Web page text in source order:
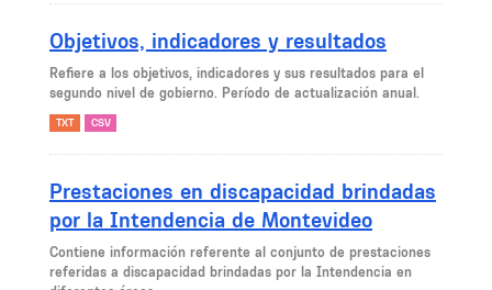
Objetivos, indicadores y resultados
Refiere a los objetivos, indicadores y sus resultados para el
segundo nivel de gobierno. Período de actualización anual.
TXT CSV
Prestaciones en discapacidad brindadas
por la Intendencia de Montevideo
Contiene información referente al conjunto de prestaciones
referidas a discapacidad brindadas por la Intendencia en